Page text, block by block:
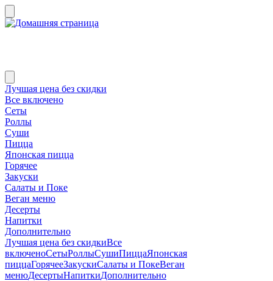
Лучшая цена без скидки
Все включено
Сеты
Роллы
Суши
Пицца
Японская пицца
Горячее
Закуски
Салаты и Поке
Веган меню
Десерты
Напитки
Дополнительно
Лучшая цена без скидкиВсе
включеноСетыРоллыСушиПиццаЯпонская
пиццаГорячееЗакускиСалаты и ПокеВеган
менюДесертыНапиткиДополнительно